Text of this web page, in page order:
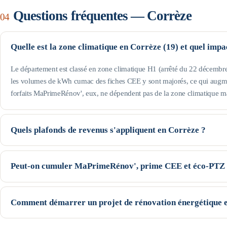
04 Questions fréquentes —Corrèze
Quelle est la zone climatique en Corrèze (19) et quel
Le département est classé en zone climatique H1 (arrêté du 22
les volumes de kWh cumac des fiches CEE y sont majorés, ce qui
forfaits MaPrimeRénov', eux, ne dépendent pas de la zone climatique
Quels plafonds de revenus s'appliquent en Corrèze ?
Le département est hors Île-de-France : pour une personne seule, le
revenu fiscal de référence, le Jaune jusqu'à 22 259 € et le Violet jusqu'à
Peut-on cumuler MaPrimeRénov', prime CEE et éco-PTZ
Oui, ces trois dispositifs nationaux sont cumulables sur un même
la prime CEE se déduisent du devis (avec un écrêtement selon votre
Comment démarrer un projet de rénovation énergétique